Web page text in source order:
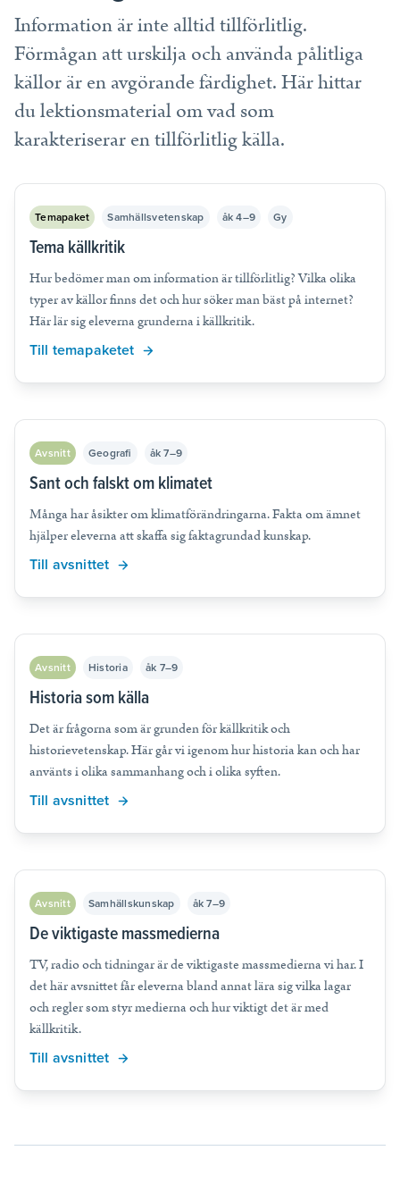
Tips, idéer, webbinarier och hjälp för dig som är lärare.
Lektionstips
Webbinarier & Inspelat
Ta din undervisning till nästa nivå.
Blogg
Håll dig uppdaterad med det senaste från NE.
Frågor och svar om våra tjänster, samlade på ett ställe.
Information är inte alltid tillförlitlig.
Förmågan att urskilja och använda pålitliga
källor är en avgörande färdighet. Här hittar
du lektionsmaterial om vad som
karakteriserar en tillförlitlig källa.
Temapaket Samhällsvetenskap åk 4–9 Gy
Tema källkritik
Hur bedömer man om information är tillförlitlig? Vilka olika
typer av källor finns det och hur söker man bäst på internet?
Här lär sig eleverna grunderna i källkritik.
Till temapaketet
Avsnitt Geografi åk 7–9
Sant och falskt om klimatet
Många har åsikter om klimatförändringarna. Fakta om ämnet
hjälper eleverna att skaffa sig faktagrundad kunskap.
Till avsnittet
Avsnitt Historia åk 7–9
Historia som källa
Det är frågorna som är grunden för källkritik och
historievetenskap. Här går vi igenom hur historia kan och har
använts i olika sammanhang och i olika syften.
Till avsnittet
Avsnitt Samhällskunskap åk 7–9
De viktigaste massmedierna
TV, radio och tidningar är de viktigaste massmedierna vi har. I
det här avsnittet får eleverna bland annat lära sig vilka lagar
och regler som styr medierna och hur viktigt det är med
källkritik.
Till avsnittet